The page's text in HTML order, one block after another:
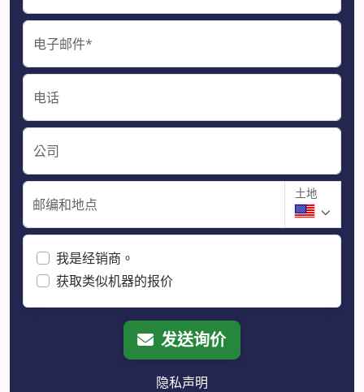
电子邮件*
电话
公司
邮编和地点
土地
我是经销商。
获取类似机器的报价
发送询价
隐私声明